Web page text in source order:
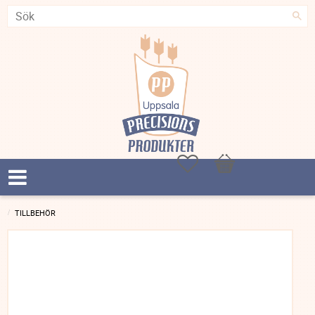
FavoriterKundvagn
TILLBEHÖR